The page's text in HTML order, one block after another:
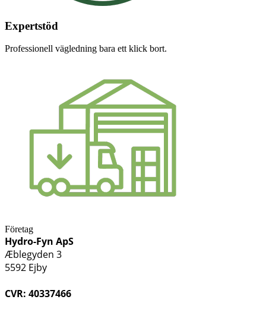
Expertstöd
Professionell vägledning bara ett klick bort.
Företag
Hydro-Fyn ApS
Æblegyden 3
5592 Ejby
CVR: 40337466